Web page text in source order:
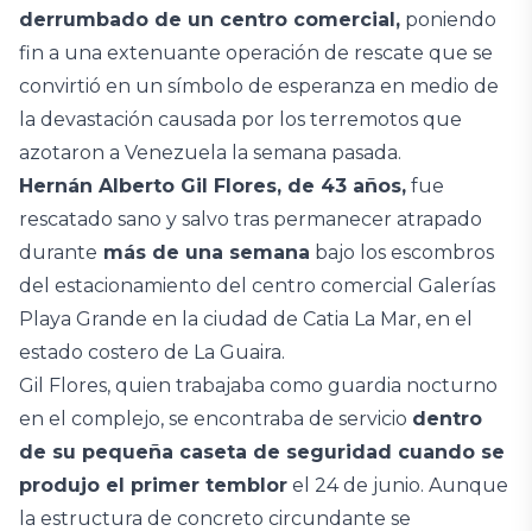
derrumbado de un centro comercial, poniendo
fin a una extenuante operación de rescate que se
convirtió en un símbolo de esperanza en medio de
la devastación causada por los terremotos que
azotaron a Venezuela la semana pasada.
Hernán Alberto Gil Flores, de 43 años, fue
rescatado sano y salvo tras permanecer atrapado
durante más de una semana bajo los escombros
del estacionamiento del centro comercial Galerías
Playa Grande en la ciudad de Catia La Mar, en el
estado costero de La Guaira.
Gil Flores, quien trabajaba como guardia nocturno
en el complejo, se encontraba de servicio dentro
de su pequeña caseta de seguridad cuando se
produjo el primer temblor el 24 de junio. Aunque
la estructura de concreto circundante se